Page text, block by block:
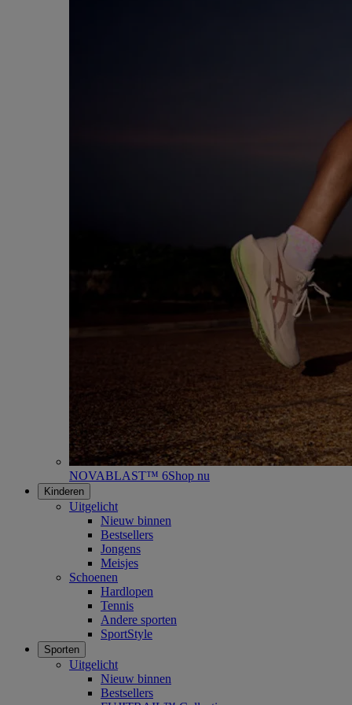
NOVABLAST™ 6Shop nu
Kinderen
Uitgelicht
Nieuw binnen
Bestsellers
Jongens
Meisjes
Schoenen
Hardlopen
Tennis
Andere sporten
SportStyle
Sporten
Uitgelicht
Nieuw binnen
Bestsellers